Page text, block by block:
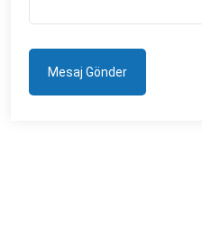
Mesaj Gönder